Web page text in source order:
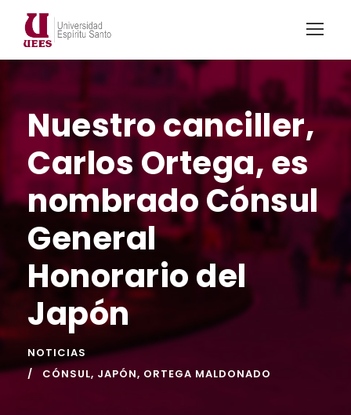
Nuestro canciller,
Carlos Ortega, es
nombrado Cónsul
General
Honorario del
Japón
NOTICIAS
CÓNSUL, JAPÓN, ORTEGA MALDONADO